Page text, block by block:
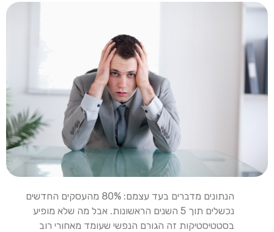
הנתונים מדברים בעד עצמם: 80% מהעסקים החדשים
נכשלים תוך 5 השנים הראשונות. אבל מה שלא מופיע
בסטטיסטיקות זה הגורם הנפשי שעומד מאחורי רוב